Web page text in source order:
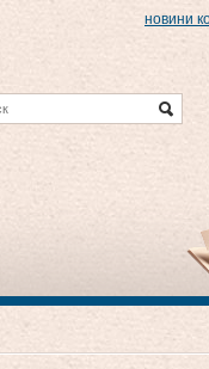
новини